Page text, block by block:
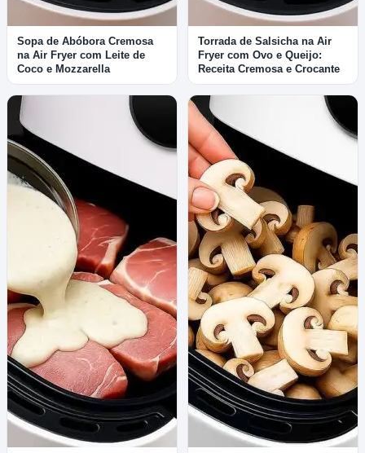
Sopa de Abóbora Cremosa
na Air Fryer com Leite de
Coco e Mozzarella
Torrada de Salsicha na Air
Fryer com Ovo e Queijo:
Receita Cremosa e Crocante